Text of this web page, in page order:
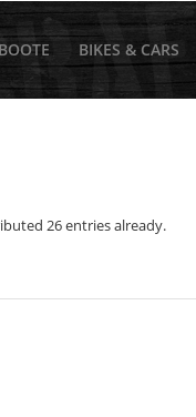
BIKES & CARS
26 entries already.